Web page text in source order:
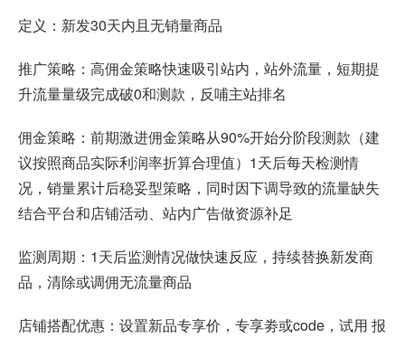
定义：新发30天内且无销量商品
推广策略：高佣金策略快速吸引站内，站外流量，短期提
升流量量级完成破0和测款，反哺主站排名
佣金策略：前期激进佣金策略从90%开始分阶段测款（建
议按照商品实际利润率折算合理值）1天后每天检测情
况，销量累计后稳妥型策略，同时因下调导致的流量缺失
结合平台和店铺活动、站内广告做资源补足
监测周期：1天后监测情况做快速反应，持续替换新发商
品，清除或调佣无流量商品
店铺搭配优惠：设置新品专享价，专享劵或code，试用 报